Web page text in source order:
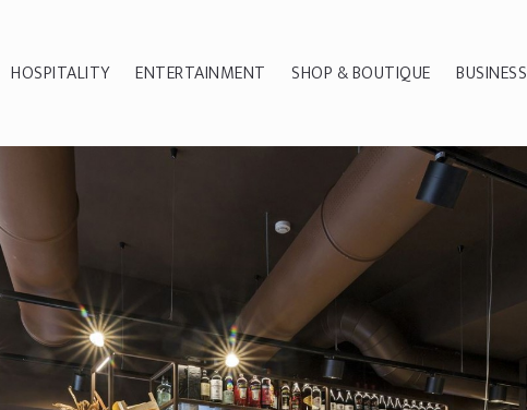
HOSPITALITY ENTERTAINMENT SHOP & BOUTIQUE BUSINESS